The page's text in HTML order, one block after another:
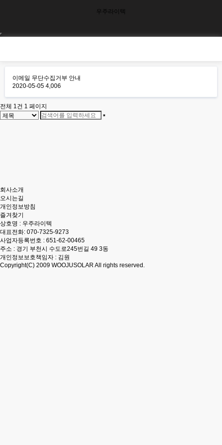
우주라이텍
이메일 무단수집거부 안내
2020-05-05 4,006
전체 1건 1 페이지
회사소개
오시는길
개인정보방침
즐겨찾기
상호명 : 우주라이텍
대표전화: 070-7325-9273
사업자등록번호 : 651-62-00465
주소 : 경기 부천시 수도로245번길 49 3동
개인정보보호책임자 : 김원
Copyright(C) 2009 WOOJUSOLAR All rights reserved.